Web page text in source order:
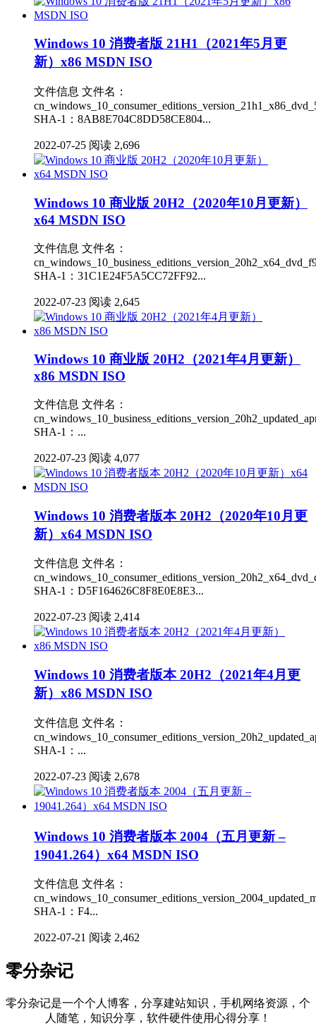
Windows 10 消费者版 21H1（2021年5月更
新）x86 MSDN ISO
文件信息 文件名：
SHA-1：8AB8E704C8DD58CE804...
2022-07-25 阅读 2,696
Windows 10 商业版 20H2（2020年10月更新）
x64 MSDN ISO
文件信息 文件名：
SHA-1：31C1E24F5A5CC72FF92...
2022-07-23 阅读 2,645
Windows 10 商业版 20H2（2021年4月更新）
x86 MSDN ISO
文件信息 文件名：
SHA-1：...
2022-07-23 阅读 4,077
Windows 10 消费者版本 20H2（2020年10月更
新）x64 MSDN ISO
文件信息 文件名：
SHA-1：D5F164626C8F8E0E8E3...
2022-07-23 阅读 2,414
Windows 10 消费者版本 20H2（2021年4月更
新）x86 MSDN ISO
文件信息 文件名：
SHA-1：...
2022-07-23 阅读 2,678
Windows 10 消费者版本 2004（五月更新 –
19041.264）x64 MSDN ISO
文件信息 文件名：
SHA-1：F4...
2022-07-21 阅读 2,462
零分杂记
零分杂记是一个个人博客，分享建站知识，手机网络资源，个
人随笔，知识分享，软件硬件使用心得分享！